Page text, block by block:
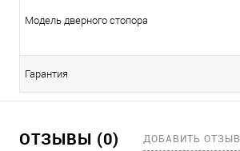
Модель дверного стопора
Гарантия
ОТЗЫВЫ (0) ДОБАВИТЬ ОТЗЫВ